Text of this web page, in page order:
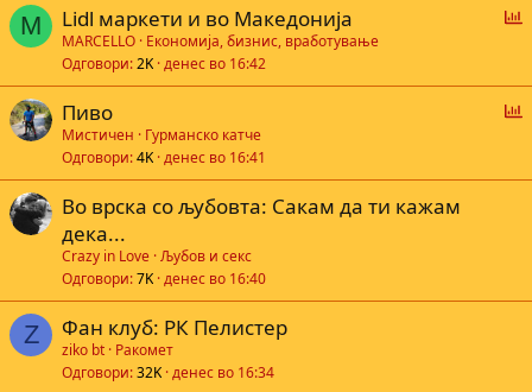
M
Г
с
а
Lidl маркети и во Македонија
MARCELLO Економија, бизнис, вработување
Одговори 2K денес во 16:42
Г
с
Пиво
Мистичен
Гурманско катче
Одговори 4K денес во 16:41
Во врска со љубовта: Сакам да ти кажам
дека...
Crazy in Love Љубов и секс
Одговори 7K денес во 16:40
Z Фан клуб: РК Пелистер
ziko bt Ракомет
Одговори 32K денес во 16:34